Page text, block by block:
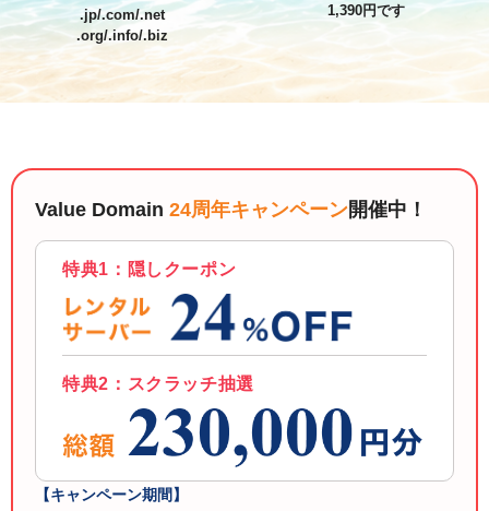
Value Domain Oneにログイン
Value Domain Oneアカウント作成
以下でも登録可能
Google Yahoo!
.jp/.com/.net
.org/.info/.biz
1,390円です
Value Domain 24周年キャンペーン開催中！
特典1：隠しクーポン
特典2：スクラッチ抽選
【キャンペーン期間】